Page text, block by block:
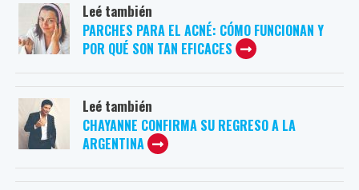
Leé también
PARCHES PARA EL ACNÉ: CÓMO FUNCIONAN Y
POR QUÉ SON TAN EFICACES
Leé también
CHAYANNE CONFIRMA SU REGRESO A LA
ARGENTINA